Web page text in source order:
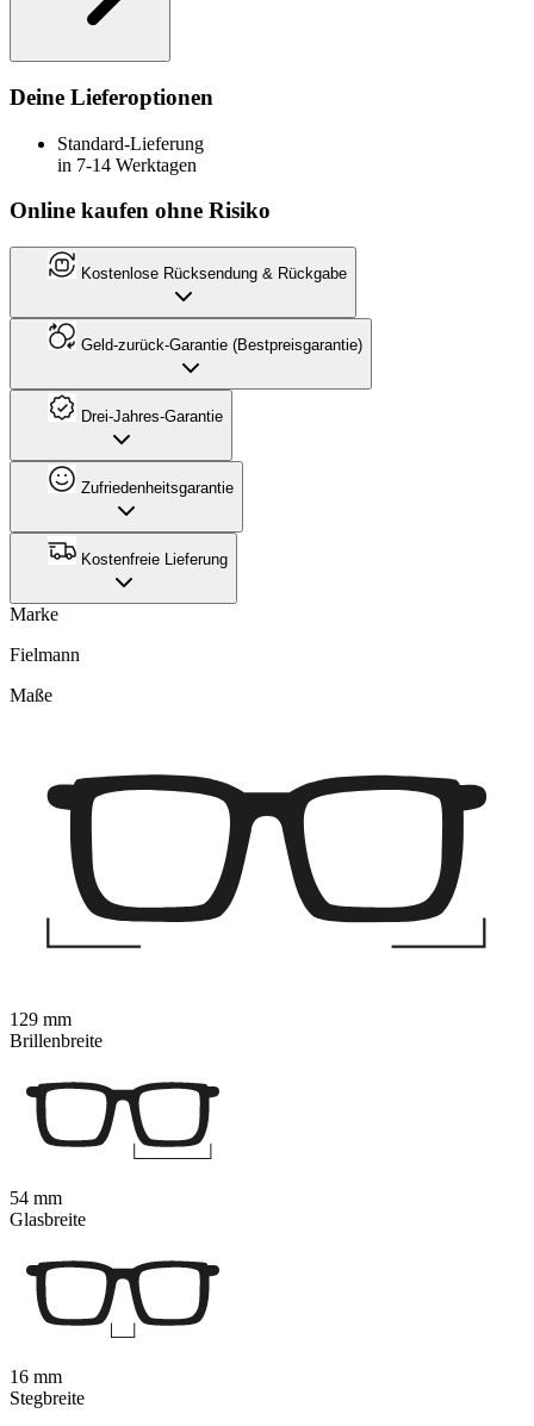
Deine Lieferoptionen
Standard-Lieferung
in 7-14 Werktagen
Online kaufen ohne Risiko
Kostenlose Rücksendung & Rückgabe
Geld-zurück-Garantie (Bestpreisgarantie)
Drei-Jahres-Garantie
Zufriedenheitsgarantie
Kostenfreie Lieferung
Marke
Fielmann
Maße
129 mm
Brillenbreite
54 mm
Glasbreite
16 mm
Stegbreite